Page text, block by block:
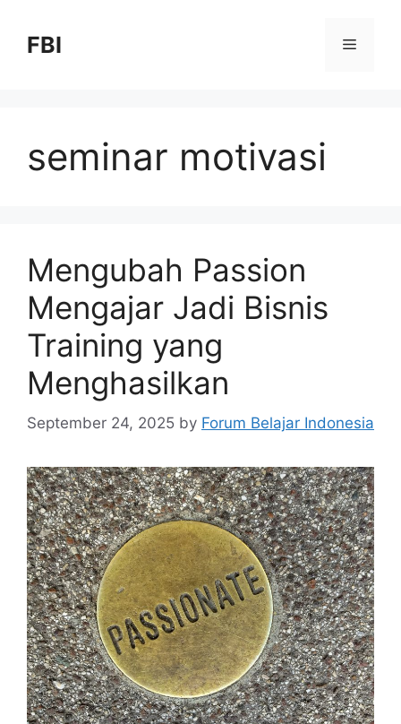
FBI
seminar motivasi
Mengubah Passion
Mengajar Jadi Bisnis
Training yang
Menghasilkan
September 24, 2025 by Forum Belajar Indonesia